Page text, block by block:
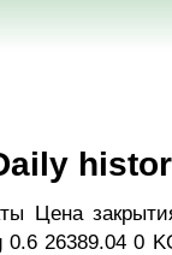
Цена
0.6 26389.04 0